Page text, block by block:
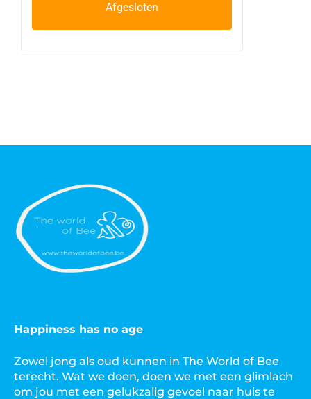
Afgesloten
Happiness has no age
Zowel jong als oud kunnen in The World of Bee
terecht. Wat we doen, doen we met een glimlach
om jou met een gelukzalig gevoel naar huis te